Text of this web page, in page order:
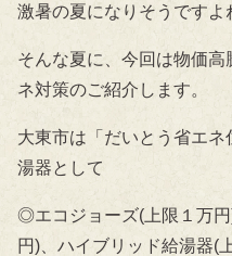
激暑の夏になりそうですよ
そんな夏に、今回は物価
ネ対策のご紹介します。
大東市は「だいとう省エ
湯器として
◎エコジョーズ(上限１万
円)、ハイブリッド給湯器(